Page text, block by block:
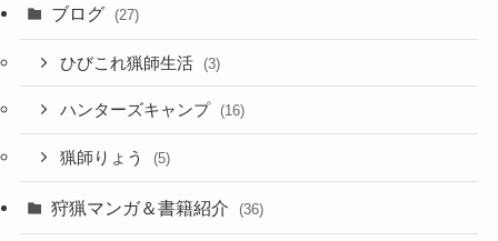
ブログ (27)
ひびこれ猟師生活 (3)
ハンターズキャンプ (16)
猟師りょう (5)
狩猟マンガ＆書籍紹介 (36)